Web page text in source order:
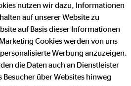
nutzen wir dazu, Informationen
auf unserer Website zu
auf Basis dieser Informationen
Cookies werden von uns
Werbung anzuzeigen.
die Daten auch an Dienstleister
Besucher über Websites hinweg